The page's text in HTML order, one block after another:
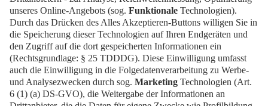
7. Datenschutzrechte